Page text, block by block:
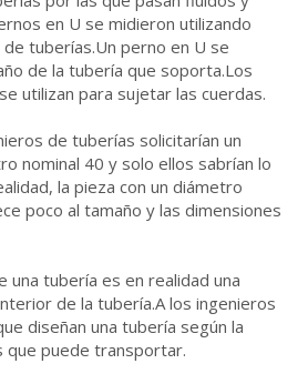
en U se midieron utilizando
tuberías.Un perno en U se
de la tubería que soporta.Los
utilizan para sujetar las cuerdas.
de tuberías solicitarían un
nominal 40 y solo ellos sabrían lo
la pieza con un diámetro
poco al tamaño y las dimensiones
una tubería es en realidad una
de la tubería.A los ingenieros
diseñan una tubería según la
que puede transportar.